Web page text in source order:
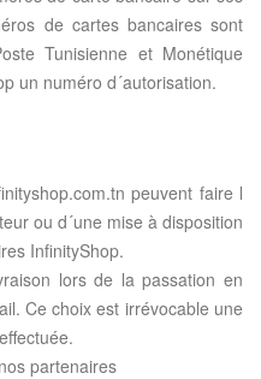
de cartes bancaires sont
Tunisienne et Monétique
un numéro d´autorisation.
peuvent faire l
ou d´une mise à disposition
InfinityShop.
lors de la passation en
Ce choix est irrévocable une
partenaires